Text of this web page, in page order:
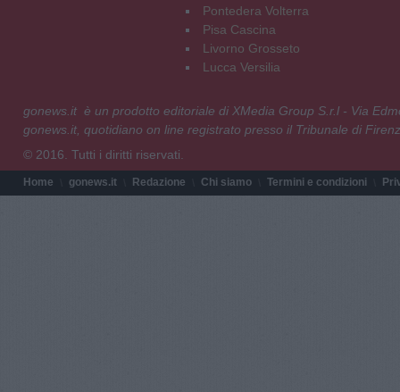
Pontedera Volterra
Pisa Cascina
Livorno Grosseto
Lucca Versilia
gonews.it è un prodotto editoriale di XMedia Group S.r.l - Via
gonews.it, quotidiano on line registrato presso il Tribunale di
© 2016. Tutti i diritti riservati.
Home gonews.it Redazione Chi siamo Termini e condizioni